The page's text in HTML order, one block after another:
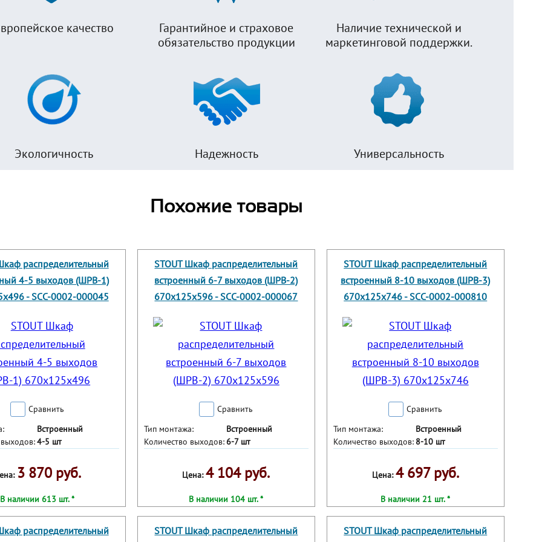
качество
Гарантийное и страховое
обязательство продукции
Наличие технической и
маркетинговой поддержки.
Экологичность Надежность Универсальность
Похожие товары
распределительный
4-5 выходов (ШРВ-1)
- SCC-0002-000045
Сравнить
Встроенный
4-5 шт
3 870 руб.
В наличии 613 шт. *
STOUT Шкаф распределительный
встроенный 6-7 выходов (ШРВ-2)
670х125х596 - SCC-0002-000067
Сравнить
Тип монтажа:
Встроенный
Количество выходов:6-7 шт
Цена:4 104 руб.
В наличии 104 шт. *
STOUT Шкаф распределительный
встроенный 8-10 выходов (ШРВ-3)
670х125х746 - SCC-0002-000810
Сравнить
Тип монтажа:
Встроенный
Количество выходов: 8-10 шт
Цена:4 697 руб.
В наличии 21 шт. *
распределительный
STOUT Шкаф распределительный
STOUT Шкаф распределительный